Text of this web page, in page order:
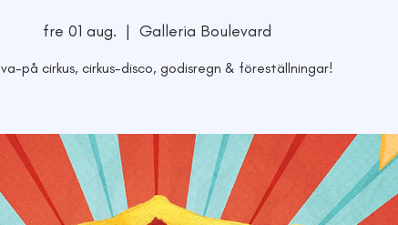
fre 01 aug.
  |
Galleria Boulevard
på cirkus, cirkus-disco, godisregn & föreställningar!